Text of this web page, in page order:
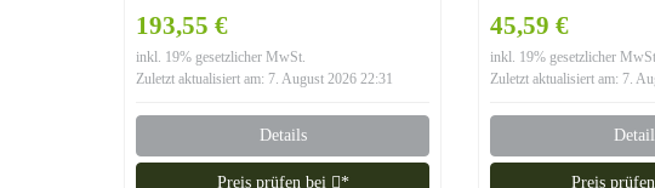
stufenloser Regulierung, ECO
PLUS Brenner,
Umkippsicherung
193,55 €
inkl. 19% gesetzlicher MwSt.
Zuletzt aktualisiert am: 7. August 2026 22:31
Details
Preis prüfen bei *
45,59 €
inkl. 19% gesetzlicher
Zuletzt aktualisiert am: 7.
Preis